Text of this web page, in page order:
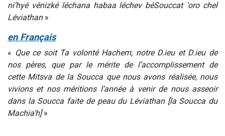
ni’hyé vénizké léchana habaa léchev béSouccat ‘oro chel
Léviathan»
en Français
« Que ce soit Ta volonté Hachem, notre D.ieu et D.ieu de
nos pères, que par le mérite de l’accomplissement de
cette Mitsva de la Soucca que nous avons réalisée, nous
vivions et nos méritions l’année à venir de nous asseoir
dans la Soucca faite de peau du Léviathan [la Soucca du
Machia'h]»